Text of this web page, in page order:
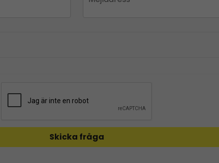
Skicka fråga